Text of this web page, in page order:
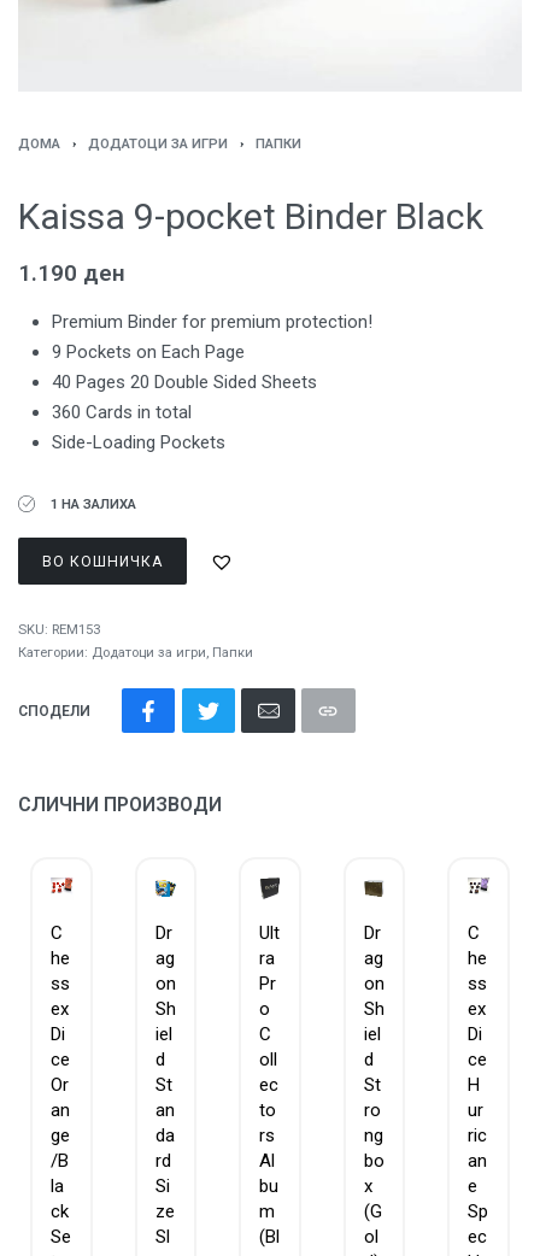
ДОМА › ДОДАТОЦИ ЗА ИГРИ › ПАПКИ
Kaissa 9-pocket Binder Black
1.190 ден
Premium Binder for premium protection!
9 Pockets on Each Page
40 Pages 20 Double Sided Sheets
360 Cards in total
Side-Loading Pockets
1 НА ЗАЛИХА
ВО КОШНИЧКА
SKU: REM153
Категории: Додатоци за игри, Папки
СПОДЕЛИ
СЛИЧНИ ПРОИЗВОДИ
C
he
ss
ex
Di
ce
Or
an
ge
/B
la
ck
Se
Dr
ag
on
Sh
iel
d
St
an
da
rd
Si
ze
Sl
Ult
ra
Pr
o
C
oll
ec
to
rs
Al
bu
m
(Bl
Dr
ag
on
Sh
iel
d
St
ro
ng
bo
x
(G
ol
C
he
ss
ex
Di
ce
H
ur
ric
an
e
Sp
ec